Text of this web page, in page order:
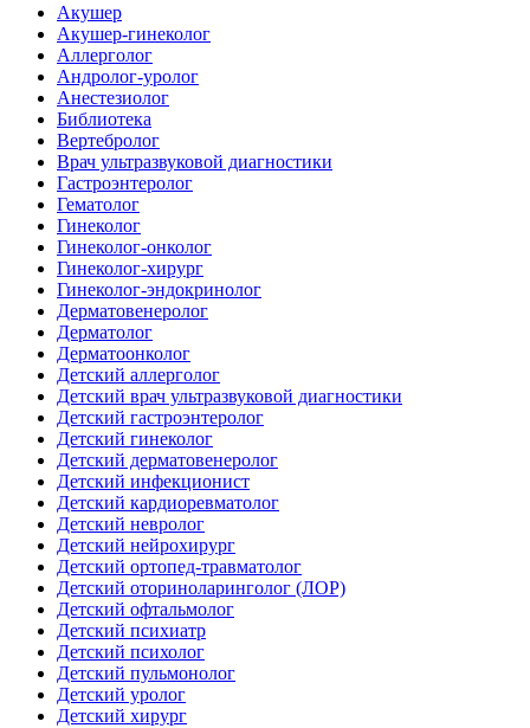
Акушер
Акушер-гинеколог
Аллерголог
Андролог-уролог
Анестезиолог
Библиотека
Вертебролог
Врач ультразвуковой диагностики
Гастроэнтеролог
Гематолог
Гинеколог
Гинеколог-онколог
Гинеколог-хирург
Гинеколог-эндокринолог
Дерматовенеролог
Дерматолог
Дерматоонколог
Детский аллерголог
Детский врач ультразвуковой диагностики
Детский гастроэнтеролог
Детский гинеколог
Детский дерматовенеролог
Детский инфекционист
Детский кардиоревматолог
Детский невролог
Детский нейрохирург
Детский ортопед-травматолог
Детский оториноларинголог (ЛОР)
Детский офтальмолог
Детский психиатр
Детский психолог
Детский пульмонолог
Детский уролог
Детский хирург